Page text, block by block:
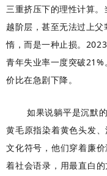
三重挤压下的理性计算
越阶层，甚至无法过上
惰，而是一种止损。
青年失业率一度突破
价比在急剧下降。
如果说躺平是沉默
黄毛原指染着黄色头发
文化符号，他们穿着廉
着社会语录，用最直白